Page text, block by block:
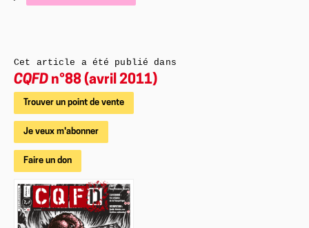
Cet article a été publié dans
CQFD n°88 (avril 2011)
Trouver un point de vente
Je veux m'abonner
Faire un don